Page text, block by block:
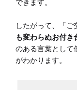
できます。
したがって、「
も変わらぬお付き
のある言葉として
がわかります。